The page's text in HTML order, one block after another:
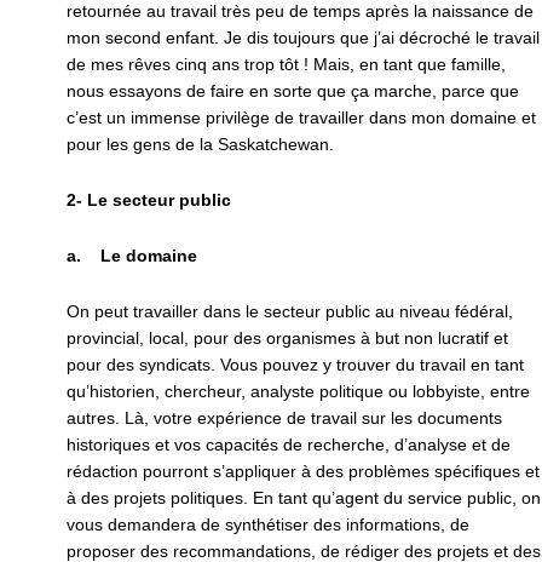
retournée au travail très peu de temps après la naissance de
mon second enfant. Je dis toujours que j’ai décroché le travail
de mes rêves cinq ans trop tôt ! Mais, en tant que famille,
nous essayons de faire en sorte que ça marche, parce que
c’est un immense privilège de travailler dans mon domaine et
pour les gens de la Saskatchewan.
2- Le secteur public
a. Le domaine
On peut travailler dans le secteur public au niveau fédéral,
provincial, local, pour des organismes à but non lucratif et
pour des syndicats. Vous pouvez y trouver du travail en tant
qu’historien, chercheur, analyste politique ou lobbyiste, entre
autres. Là, votre expérience de travail sur les documents
historiques et vos capacités de recherche, d’analyse et de
rédaction pourront s’appliquer à des problèmes spécifiques et
à des projets politiques. En tant qu’agent du service public, on
vous demandera de synthétiser des informations, de
proposer des recommandations, de rédiger des projets et des